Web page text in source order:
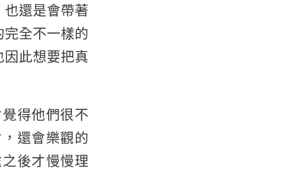
還是會帶著
全不一樣的
此想要把真
得他們很不
還會樂觀的
後才慢慢理